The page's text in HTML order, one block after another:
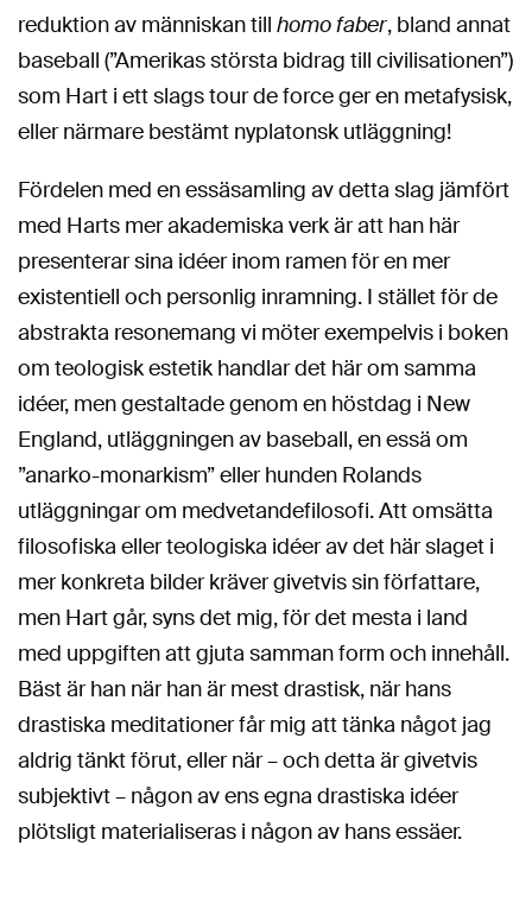
reduktion av människan till homo faber, bland annat
baseball (”Amerikas största bidrag till civilisationen”)
som Hart i ett slags tour de force ger en metafysisk,
eller närmare bestämt nyplatonsk utläggning!
Fördelen med en essäsamling av detta slag jämfört
med Harts mer akademiska verk är att han här
presenterar sina idéer inom ramen för en mer
existentiell och personlig inramning. I stället för de
abstrakta resonemang vi möter exempelvis i boken
om teologisk estetik handlar det här om samma
idéer, men gestaltade genom en höstdag i New
England, utläggningen av baseball, en essä om
”anarko-monarkism” eller hunden Rolands
utläggningar om medvetandefilosofi. Att omsätta
filosofiska eller teologiska idéer av det här slaget i
mer konkreta bilder kräver givetvis sin författare,
men Hart går, syns det mig, för det mesta i land
med uppgiften att gjuta samman form och innehåll.
Bäst är han när han är mest drastisk, när hans
drastiska meditationer får mig att tänka något jag
aldrig tänkt förut, eller när – och detta är givetvis
subjektivt – någon av ens egna drastiska idéer
plötsligt materialiseras i någon av hans essäer.